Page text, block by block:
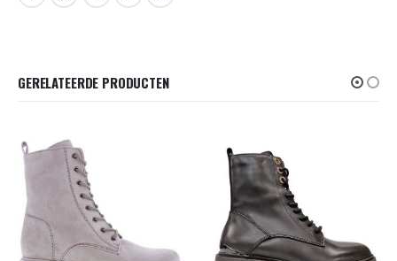
GERELATEERDE PRODUCTEN